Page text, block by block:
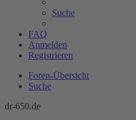
Suche
FAQ
Anmelden
Registrieren
Foren-Übersicht
Suche
dr-650.de